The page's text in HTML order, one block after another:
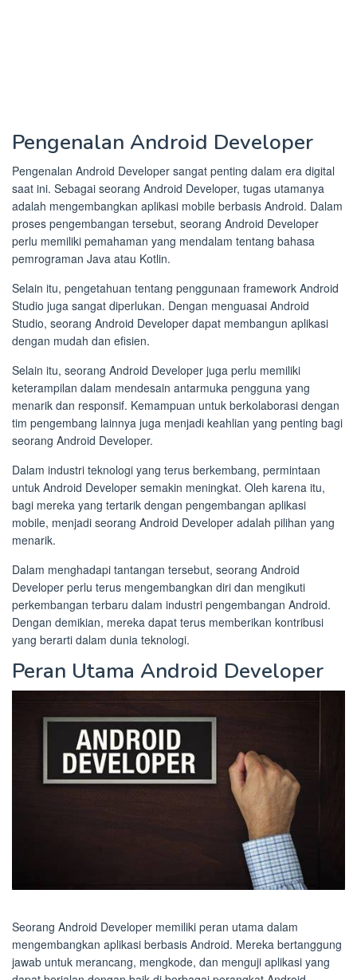
Pengenalan Android Developer
Pengenalan Android Developer sangat penting dalam era digital
saat ini. Sebagai seorang Android Developer, tugas utamanya
adalah mengembangkan aplikasi mobile berbasis Android. Dalam
proses pengembangan tersebut, seorang Android Developer
perlu memiliki pemahaman yang mendalam tentang bahasa
pemrograman Java atau Kotlin.
Selain itu, pengetahuan tentang penggunaan framework Android
Studio juga sangat diperlukan. Dengan menguasai Android
Studio, seorang Android Developer dapat membangun aplikasi
dengan mudah dan efisien.
Selain itu, seorang Android Developer juga perlu memiliki
keterampilan dalam mendesain antarmuka pengguna yang
menarik dan responsif. Kemampuan untuk berkolaborasi dengan
tim pengembang lainnya juga menjadi keahlian yang penting bagi
seorang Android Developer.
Dalam industri teknologi yang terus berkembang, permintaan
untuk Android Developer semakin meningkat. Oleh karena itu,
bagi mereka yang tertarik dengan pengembangan aplikasi
mobile, menjadi seorang Android Developer adalah pilihan yang
menarik.
Dalam menghadapi tantangan tersebut, seorang Android
Developer perlu terus mengembangkan diri dan mengikuti
perkembangan terbaru dalam industri pengembangan Android.
Dengan demikian, mereka dapat terus memberikan kontribusi
yang berarti dalam dunia teknologi.
Peran Utama Android Developer
Seorang Android Developer memiliki peran utama dalam
mengembangkan aplikasi berbasis Android. Mereka bertanggung
jawab untuk merancang, mengkode, dan menguji aplikasi yang